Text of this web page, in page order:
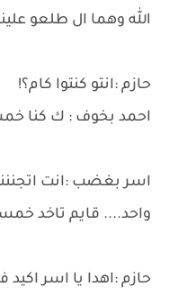
الله وهما ال طلعو
حازم :انتو كنتوا كام؟!
احمد بخوف : ك كنا
اسر بغضب :انت
واحد.... قايم تاخد
حازم :اهدا يا اسر اكيد